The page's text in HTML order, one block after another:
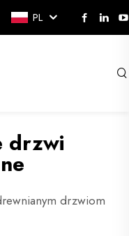
PL
drzwi
drzwiom